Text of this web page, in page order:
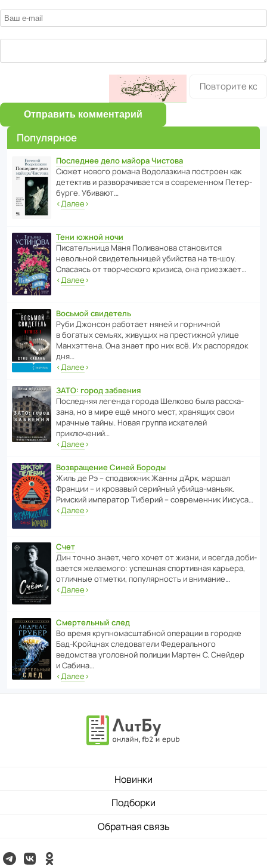
Отправить комментарий
Популярное
Последнее дело майора Чистова
Сюжет нового романа Водо­ла­з­кина пост­роен как
дете­ктив и разво­ра­чи­ва­ется в совре­менном Пете­р­
бурге. Убивают…
‹Далее›
Тени южной ночи
Писа­тель­ница Маня Поли­ва­нова стано­вится
невольной свиде­тель­ницей убийства на тв-шоу.
Спасаясь от твор­че­с­кого кризиса, она приезжает…
‹Далее›
Восьмой свидетель
Руби Джонсон рабо­тает няней и горни­чной
в богатых семьях, живущих на прес­ти­жной улице
Манх­эт­тена. Она знает про них всё. Их распо­рядок
дня…
‹Далее›
ЗАТО: город забвения
После­дняя легенда города Шелково была расска­
зана, но в мире ещё много мест, хранящих свои
мрачные тайны. Новая группа иска­телей
приключений…
‹Далее›
Возвращение Синей Бороды
Жиль де Рэ – спод­ви­жник Жанны д’Арк, маршал
Франции – и кровавый серийный убийца-маньяк.
Римский импе­ратор Тиберий – совре­менник Иисуса…
‹Далее›
Счет
Дин точно знает, чего хочет от жизни, и всегда доби­
ва­ется жела­е­мого: успе­шная спор­ти­вная карьера,
отли­чные отметки, попу­ля­р­ность и внимание…
‹Далее›
Смертельный след
Во время круп­но­мас­ш­та­бной операции в городке
Бад‑Крой­цнах следо­ва­тели Феде­раль­ного
ведомства уголо­вной полиции Мартен С. Снейдер
и Сабина…
‹Далее›
Новинки
Подборки
Обратная связь